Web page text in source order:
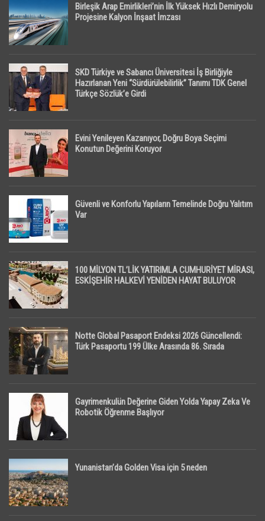
Birleşik Arap Emirlikleri’nin İlk Yüksek Hızlı Demiryolu
Projesine Kalyon İnşaat İmzası
SKD Türkiye ve Sabancı Üniversitesi İş Birliğiyle
Hazırlanan Yeni “Sürdürülebilirlik” Tanımı TDK Genel
Türkçe Sözlük’e Girdi
Evini Yenileyen Kazanıyor, Doğru Boya Seçimi
Konutun Değerini Koruyor
Güvenli ve Konforlu Yapıların Temelinde Doğru Yalıtım
Var
100 MİLYON TL’LİK YATIRIMLA CUMHURİYET MİRASI,
ESKİŞEHİR HALKEVİ YENİDEN HAYAT BULUYOR
Notte Global Pasaport Endeksi 2026 Güncellendi:
Türk Pasaportu 199 Ülke Arasında 86. Sırada
Gayrimenkulün Değerine Giden Yolda Yapay Zeka Ve
Robotik Öğrenme Başlıyor
Yunanistan’da Golden Visa için 5 neden